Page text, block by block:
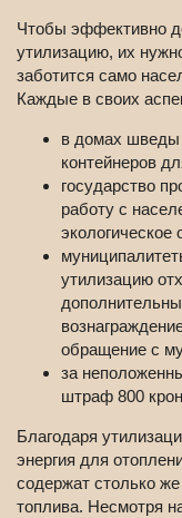
Чтобы эффективно
утилизацию, их
заботится само
Каждые в своих
в домах шведы
контейнеров
государство
работу с
экологическое
утилизацию
обращение с
за
штраф 800
Благодаря
энергия для
содержат столько же
топлива. Несмотря